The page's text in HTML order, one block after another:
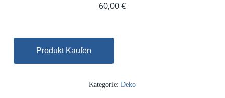
60,00€
Produkt Kaufen
Kategorie:Deko